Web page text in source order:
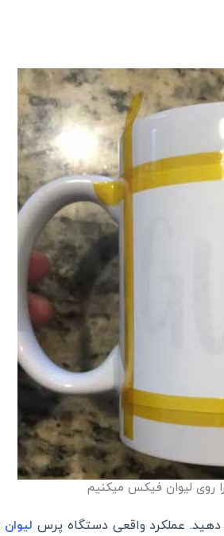
روی لیوان فیکس میکنیم
دهید. عملکرد واقعی دستگاه پرس لیوان